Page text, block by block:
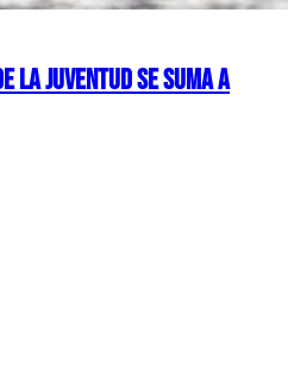
LA JUVENTUD SE SUMA A